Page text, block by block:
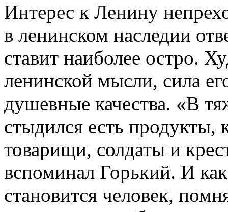
Интерес к Ленину
в ленинском наследии
ставит наиболее остро.
ленинской мысли, сила
душевные качества. «В
стыдился есть продукты,
товарищи, солдаты и
вспоминал Горький. И
становится человек,